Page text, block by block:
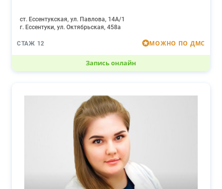
ст. Ессентукская, ул. Павлова, 14А/1
г. Ессентуки, ул. Октябрьская, 458а
СТАЖ 12 МОЖНО ПО ДМС
Запись онлайн